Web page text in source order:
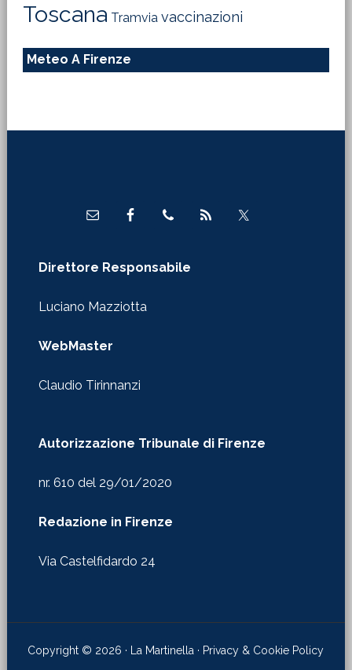
Toscana Tramvia vaccinazioni
Meteo A Firenze
Direttore Responsabile
Luciano Mazziotta
WebMaster
Claudio Tirinnanzi
Autorizzazione Tribunale di Firenze
nr. 610 del 29/01/2020
Redazione in Firenze
Via Castelfidardo 24
Copyright © 2026 · La Martinella · Privacy & Cookie Policy